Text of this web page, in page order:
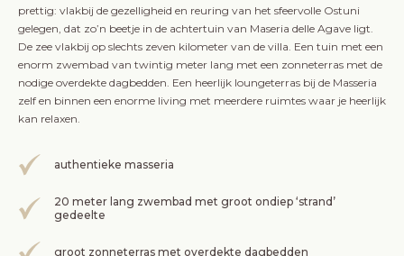
prettig: vlakbij de gezelligheid en reuring van het sfeervolle Ostuni
gelegen, dat zo’n beetje in de achtertuin van Maseria delle Agave ligt.
De zee vlakbij op slechts zeven kilometer van de villa. Een tuin met een
enorm zwembad van twintig meter lang met een zonneterras met de
nodige overdekte dagbedden. Een heerlijk loungeterras bij de Masseria
zelf en binnen een enorme living met meerdere ruimtes waar je heerlijk
kan relaxen.
authentieke masseria
20 meter lang zwembad met groot ondiep ‘strand’
gedeelte
groot zonneterras met overdekte dagbedden